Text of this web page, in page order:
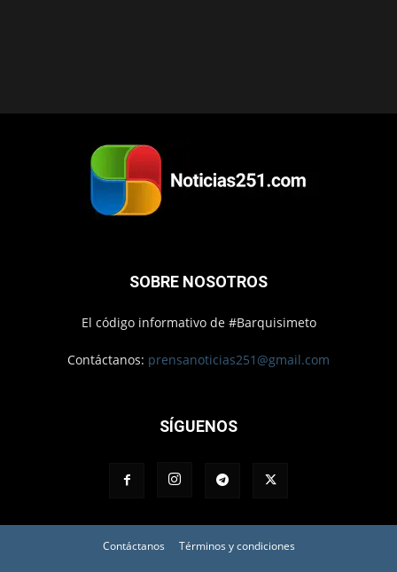
SOBRE NOSOTROS
El código informativo de #Barquisimeto
Contáctanos: prensanoticias251@gmail.com
SÍGUENOS
Contáctanos Términos y condiciones